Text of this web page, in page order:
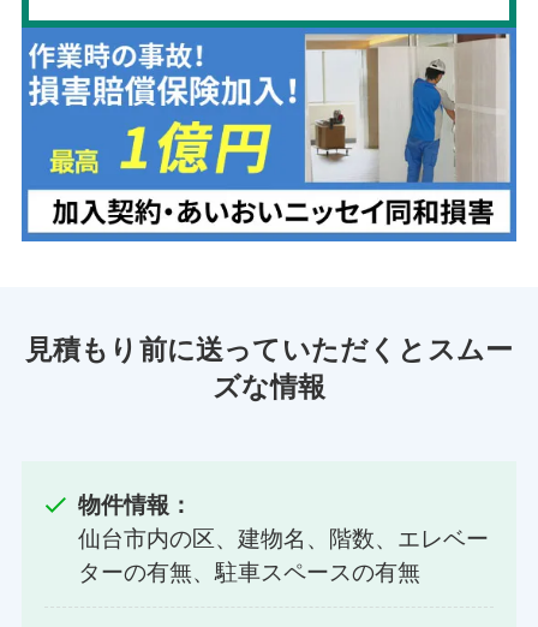
見積もり前に送っていただくとスムー
ズな情報
物件情報：
仙台市内の区、建物名、階数、エレベー
ターの有無、駐車スペースの有無